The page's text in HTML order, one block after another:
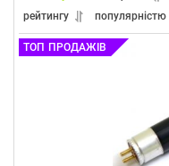
рейтингу
популярністю
ТОП ПРОДАЖІВ